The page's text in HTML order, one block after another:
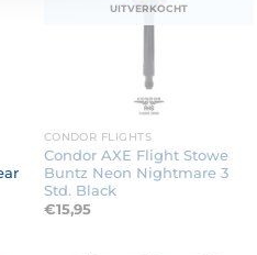
UITVERKOCHT
CONDOR FLIGHTS
Condor AXE Flight Stowe
Buntz Neon Nightmare 3
Std. Black
€15,95